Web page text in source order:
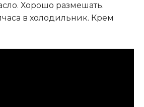
Хорошо размешать.
в холодильник. Крем